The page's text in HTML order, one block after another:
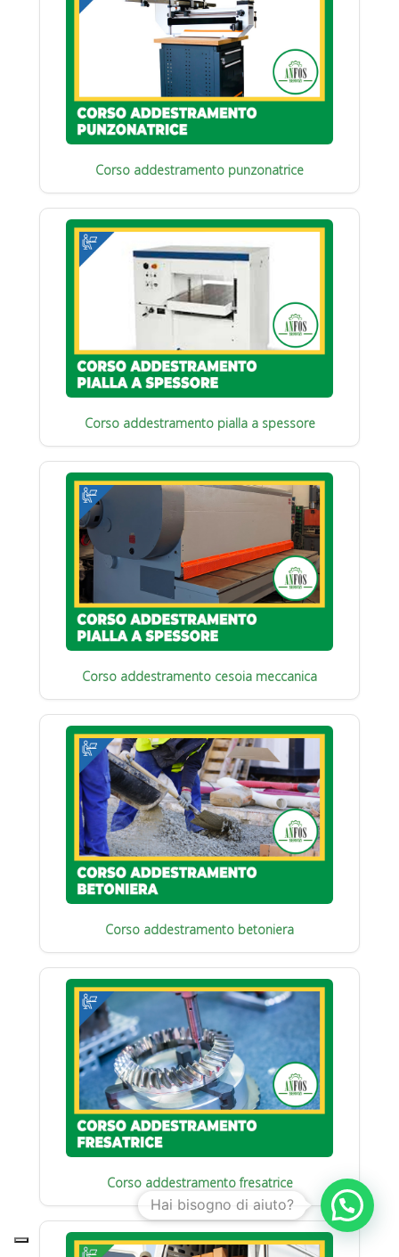
Corso addestramento punzonatrice
Corso addestramento pialla a spessore
Corso addestramento cesoia meccanica
Corso addestramento betoniera
Corso addestramento fresatrice